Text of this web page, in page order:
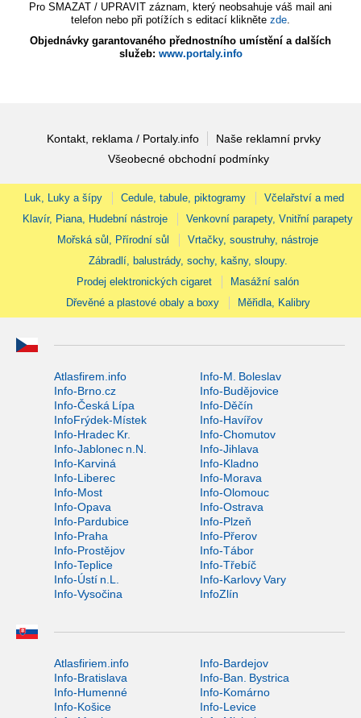
Pro SMAZAT / UPRAVIT záznam, který neobsahuje váš mail ani
telefon nebo při potížích s editací klikněte zde.
Objednávky garantovaného přednostního umístění a dalších
služeb: www.portaly.info
Kontakt, reklama / Portaly.info
Naše reklamní prvky
Všeobecné obchodní podmínky
Luk, Luky a šípy Cedule, tabule, piktogramy
Včelařství a med
Klavír, Piana, Hudební nástroje
Venkovní parapety, Vnitřní parapety
Mořská sůl, Přírodní sůl
Vrtačky, soustruhy, nástroje
Zábradlí, balustrády, sochy, kašny, sloupy.
Prodej elektronických cigaret
Masážní salón
Dřevěné a plastové obaly a boxy
Měřidla, Kalibry
Atlasfirem.info
Info-M. Boleslav
Info-Brno.cz
Info-Budějovice
Info-Česká Lípa
Info-Děčín
InfoFrýdek-Místek
Info-Havířov
Info-Hradec Kr.
Info-Chomutov
Info-Jablonec n.N.
Info-Jihlava
Info-Karviná
Info-Kladno
Info-Liberec
Info-Morava
Info-Most
Info-Olomouc
Info-Opava
Info-Ostrava
Info-Pardubice
Info-Plzeň
Info-Praha
Info-Přerov
Info-Prostějov
Info-Tábor
Info-Teplice
Info-Třebíč
Info-Ústí n.L.
Info-Karlovy Vary
Info-Vysočina
InfoZlín
Atlasfiriem.info
Info-Bardejov
Info-Bratislava
Info-Ban. Bystrica
Info-Humenné
Info-Komárno
Info-Košice
Info-Levice